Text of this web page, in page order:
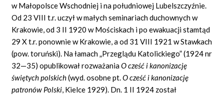
w Małopolsce Wschodniej i na południowej Lubelszczyźnie.
Od 23 VIII t.r. uczył w małych seminariach duchownych w
Krakowie, od 3 II 1920 w Mościskach i po ewakuacji stamtąd
29 X t.r. ponownie w Krakowie, a od 31 VIII 1921 w Stawkach
(pow. toruński). Na łamach „Przeglądu Katolickiego” (1924 nr
32—35) opublikował rozważaniaO cześći kanonizację
świętych polskich(wyd. osobne pt.O cześći kanonizację
patronów Polski, Kielce 1929). Dn. 1 II 1924 został